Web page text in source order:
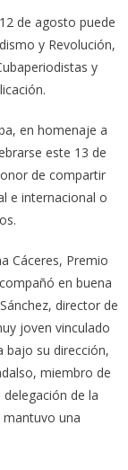
de agosto puede
y Revolución,
y
en homenaje a
este 13 de
de compartir
e internacional o
Cáceres, Premio
en buena
director de
joven vinculado
bajo su dirección,
miembro de
de la
una